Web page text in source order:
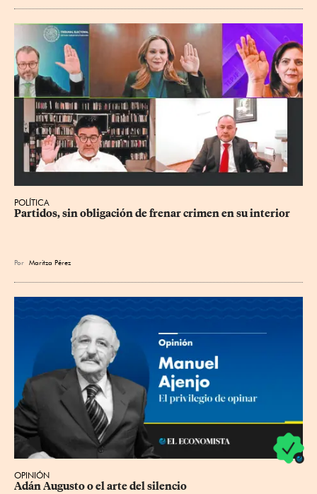
POLÍTICA
Partidos, sin obligación de frenar crimen en su interior
Por Maritza Pérez
OPINIÓN
Adán Augusto o el arte del silencio